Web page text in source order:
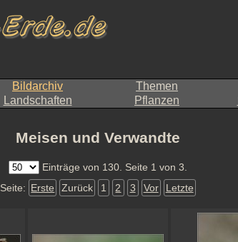
Bildarchiv Themen
Landschaften Pflanzen
Meisen und Verwandte
Einträge von 130. Seite 1 von 3.
Seite: Erste Zurück 1 2 3 Vor Letzte